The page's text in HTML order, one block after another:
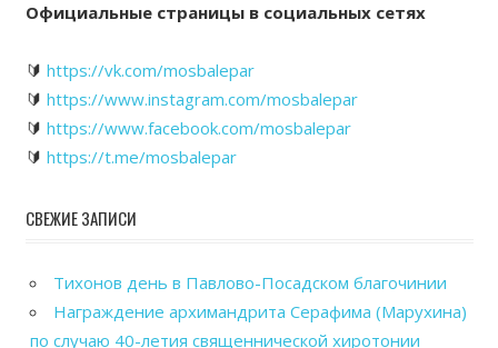
Официальные страницы в социальных сетях
🔰 https://vk.com/mosbalepar
🔰 https://www.instagram.com/mosbalepar
🔰 https://www.facebook.com/mosbalepar
🔰 https://t.me/mosbalepar
СВЕЖИЕ ЗАПИСИ
Тихонов день в Павлово-Посадском благочинии
Награждение архимандрита Серафима (Марухина)
по случаю 40-летия священнической хиротонии